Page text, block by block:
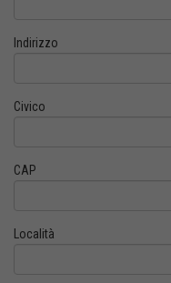
Indirizzo
Civico
CAP
Località